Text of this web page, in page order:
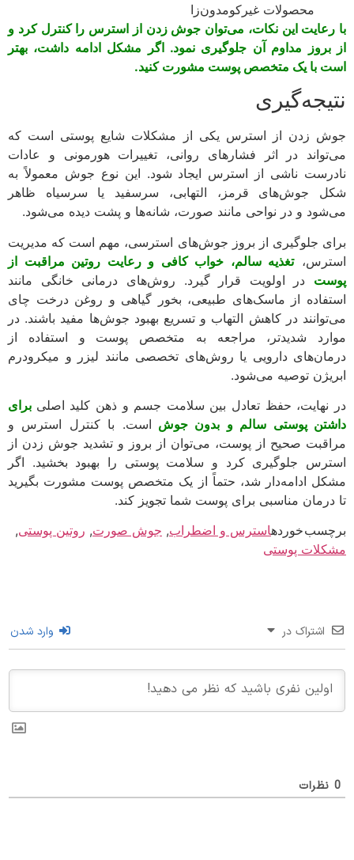
محصولات غیرکومدون‌زا
این نکات، می‌توان جوش زدن از استرس را کنترل کرد و
مداوم آن جلوگیری نمود. اگر مشکل ادامه داشت، بهتر
با یک متخصص پوست مشورت کنید.
زدن از استرس یکی از مشکلات شایع پوستی است که
در اثر فشارهای روانی، تغییرات هورمونی و عادات
ناشی از استرس ایجاد شود. این نوع جوش معمولاً به
جوش‌های قرمز، التهابی، سرسفید یا سرسیاه ظاهر
و در نواحی مانند صورت، شانه‌ها و پشت دیده می‌شود.
جلوگیری از بروز جوش‌های استرسی، مهم است که مدیریت
تغذیه سالم، خواب کافی و رعایت روتین مراقبت از
در اولویت قرار گیرد. روش‌های درمانی خانگی مانند
از ماسک‌های طبیعی، بخور گیاهی و روغن درخت چای
در کاهش التهاب و تسریع بهبود جوش‌ها مفید باشند. در
شدیدتر، مراجعه به متخصص پوست و استفاده از
دارویی یا روش‌های تخصصی مانند لیزر و میکرودرم
توصیه می‌شود.
حفظ تعادل بین سلامت جسم و ذهن کلید اصلیبرای
پوستی سالم و بدون جوش است. با کنترل استرس و
صحیح از پوست، می‌توان از بروز و تشدید جوش زدن از
جلوگیری کرد و سلامت پوستی را بهبود بخشید. اگر
ادامه‌دار شد، حتماً از یک متخصص پوست مشورت بگیرید
مناسبی برای پوست شما تجویز کند.
خوردهاسترس و اضطراب, جوش صورت,روتین پوستی,
پوستی
اشتراک در وارد شدن